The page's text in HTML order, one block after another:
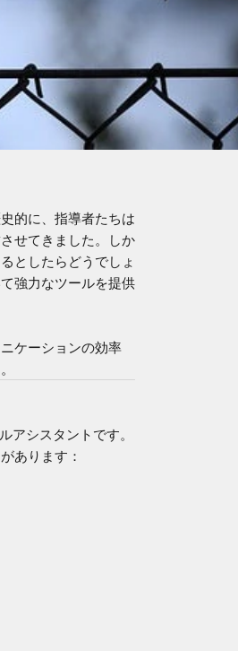
的に、指導者たちは
せてきました。しか
としたらどうでしょ
強力なツールを提供
ケーションの効率
アシスタントです。
あります：